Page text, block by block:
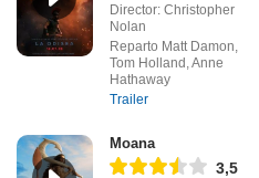
Director: Christopher
Nolan
Reparto Matt Damon,
Tom Holland, Anne
Hathaway
Trailer
Moana
3,5